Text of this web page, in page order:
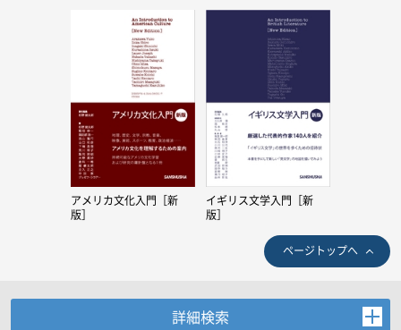
アメリカ文化入門［新
版］
イギリス文学入門［新
版］
ページトップへ
詳細検索